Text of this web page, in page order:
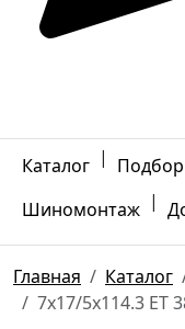
Каталог |
Шиномонтаж |
Главная Каталог
7x17/5x114.3 ET